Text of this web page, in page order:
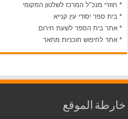
* חוזרי מנכ"ל המרכז לשלטון המקומי
* בית ספר יסודי עין קנייא
* אתר בית הספר לשעת חירום
* אתר לחיפוש תוכניות מתאר
خارطة الموقع